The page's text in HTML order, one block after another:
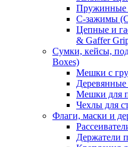
Пружинные
С-зажимы
Цепные и
& Gaffer
Сумки, кейсы,
Boxes)
Мешки с
Мешки для
Чехлы для
Флаги, маски и
Держатели